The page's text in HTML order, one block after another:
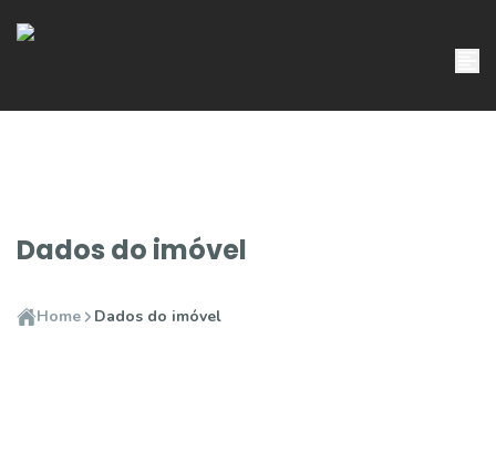
Dados do imóvel
Home Dados do imóvel